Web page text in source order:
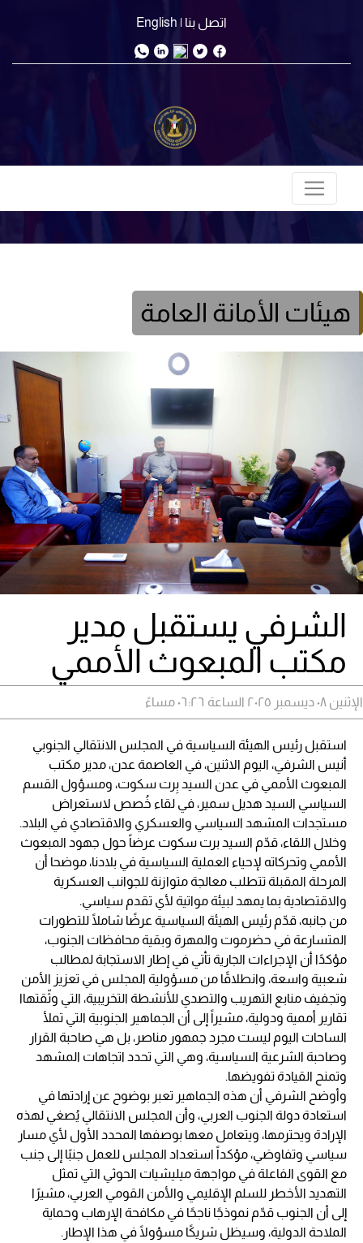
اتصل بنا | English
هيئات الأمانة العامة
الشرفي يستقبل مدير
مكتب المبعوث الأممي
الإثنين ٠٨ ديسمبر ٢٠٢٥ الساعة ٠٦:٢٦ مساءً
استقبل رئيس الهيئة السياسية في المجلس الانتقالي الجنوبي
أنيس الشرفي، اليوم الاثنين، في العاصمة عدن، مدير مكتب
المبعوث الأممي في عدن السيد بِرت سكوت، ومسؤول القسم
السياسي السيد هديل سمير، في لقاء خُصص لاستعراض
مستجدات المشهد السياسي والعسكري والاقتصادي في البلاد.
وخلال اللقاء، قدّم السيد برت سكوت عرضاً حول جهود المبعوث
الأممي وتحركاته لإحياء العملية السياسية في بلادنا، موضحا أن
المرحلة المقبلة تتطلب معالجة متوازنة للجوانب العسكرية
والاقتصادية بما يمهد لبيئة مواتية لأي تقدم سياسي.
من جانبه، قدّم رئيس الهيئة السياسية عرضًا شاملًا للتطورات
المتسارعة في حضرموت والمهرة وبقية محافظات الجنوب،
مؤكدًا أن الإجراءات الجارية تأتي في إطار الاستجابة لمطالب
شعبية واسعة، وانطلاقًا من مسؤولية المجلس في تعزيز الأمن
وتجفيف منابع التهريب والتصدي للأنشطة التخريبية، التي وثّقتهاا
تقارير أممية ودولية، مشيراً إلى أن الجماهير الجنوبية التي تملأ
الساحات اليوم ليست مجرد جمهور مناصر، بل هي صاحبة القرار
وصاحبة الشرعية السياسية، وهي التي تحدد اتجاهات المشهد
وتمنح القيادة تفويضها.
وأوضح الشرفي أن هذه الجماهير تعبر بوضوح عن إرادتها في
استعادة دولة الجنوب العربي، وأن المجلس الانتقالي يُصغي لهذه
الإرادة ويحترمها، ويتعامل معها بوصفها المحدد الأول لأي مسار
سياسي وتفاوضي، مؤكداً استعداد المجلس للعمل جنبًا إلى جنب
مع القوى الفاعلة في مواجهة ميليشيات الحوثي التي تمثل
التهديد الأخطر للسلم الإقليمي والأمن القومي العربي، مشيرًا
إلى أن الجنوب قدّم نموذجًا ناجحًا في مكافحة الإرهاب وحماية
الملاحة الدولية، وسيظل شريكًا مسؤولًا في هذا الإطار.